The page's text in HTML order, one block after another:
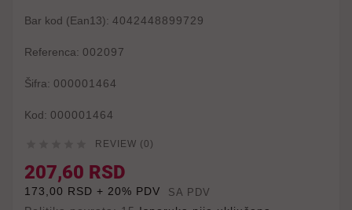
Bar kod (Ean13): 4042448899729
Referenca: 002097
Šifra: 000001464
Kod: 000001464
REVIEW (0)
207,60 RSD
173,00 RSD + 20% PDV SA PDV